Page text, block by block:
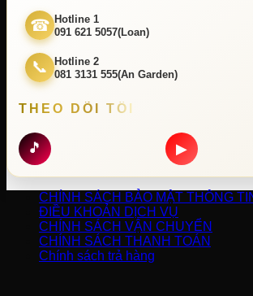
☎ Hotline 1
091 621 5057(Loan)
📞
Hotline 2
081 3131 555(An Garden)
THEO DÕI TÔI
🎵 ▶
CHÍNH SÁCH BẢO MẬT THÔNG
ĐIỀU KHOẢN DỊCH VỤ
CHÍNH SÁCH VẬN CHUYỂN
CHÍNH SÁCH THANH TOÁN
Chính sách trả hàng